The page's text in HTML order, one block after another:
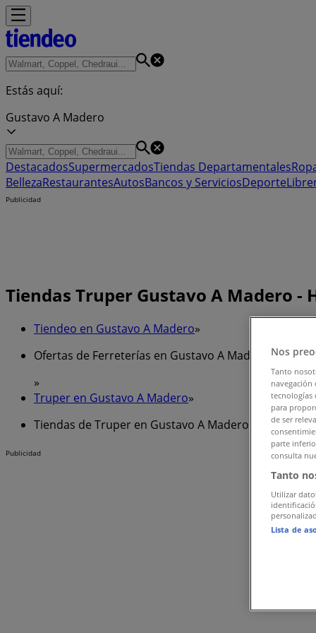
Estás aquí:
Gustavo A Madero
DestacadosSupermercadosTiendas Departamentales
BellezaRestaurantesAutosBancos y ServiciosDeporte
Publicidad
Tiendas Truper Gustavo A Madero -
Tiendeo en Gustavo A Madero»
Ofertas de Ferreterías en Gustavo A Madero
»
Truper en Gustavo A Madero»
Tiendas de Truper en Gustavo A Madero
Publicidad
Nos
Tanto
navegación
tecnologías
para
de ser
parte
consulta
Tanto
Utilizar
Lista de